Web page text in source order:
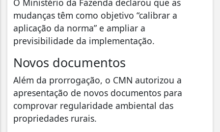
mudanças têm como objetivo “calibrar a
aplicação da norma” e ampliar a
previsibilidade da implementação.
Novos documentos
Além da prorrogação, o CMN autorizou a
apresentação de novos documentos para
comprovar regularidade ambiental das
propriedades rurais.